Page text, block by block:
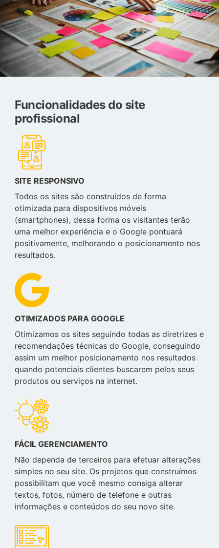
Funcionalidades do site
profissional
SITE RESPONSIVO
Todos os sites são construídos de forma
otimizada para dispositivos móveis
(smartphones), dessa forma os visitantes terão
uma melhor experiência e o Google pontuará
positivamente, melhorando o posicionamento nos
resultados.
OTIMIZADOS PARA GOOGLE
Otimizamos os sites seguindo todas as diretrizes e
recomendações técnicas do Google, conseguindo
assim um melhor posicionamento nos resultados
quando potenciais clientes buscarem pelos seus
produtos ou serviços na internet.
FÁCIL GERENCIAMENTO
Não dependa de terceiros para efetuar alterações
simples no seu site. Os projetos que construímos
possibilitam que você mesmo consiga alterar
textos, fotos, número de telefone e outras
informações e conteúdos do seu novo site.